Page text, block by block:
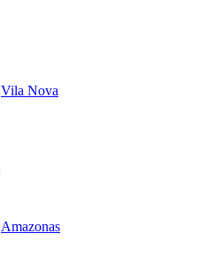
Vila Nova
Amazonas